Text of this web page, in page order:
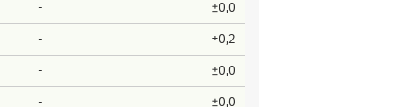
- ±0,0
- +0,2
- ±0,0
- ±0,0